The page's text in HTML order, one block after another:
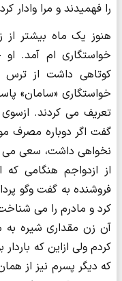
را فهمیدند و مرا وادار
هنوز یک ماه بیشتر
خواستگاری ام آمد. او
کوتاهی داشت از
خواستگاری «سامان»
تعریف می کردند.
گفت اگر دوباره مصرف
نخواهی داشت، سعی می
از ازدواجم هنگامی
فروشنده به گفت وگو
کرد و مادرم را می
آن زن مقداری شیره به
کردم ولی ازاین که
که دیگر پسرم نیز از